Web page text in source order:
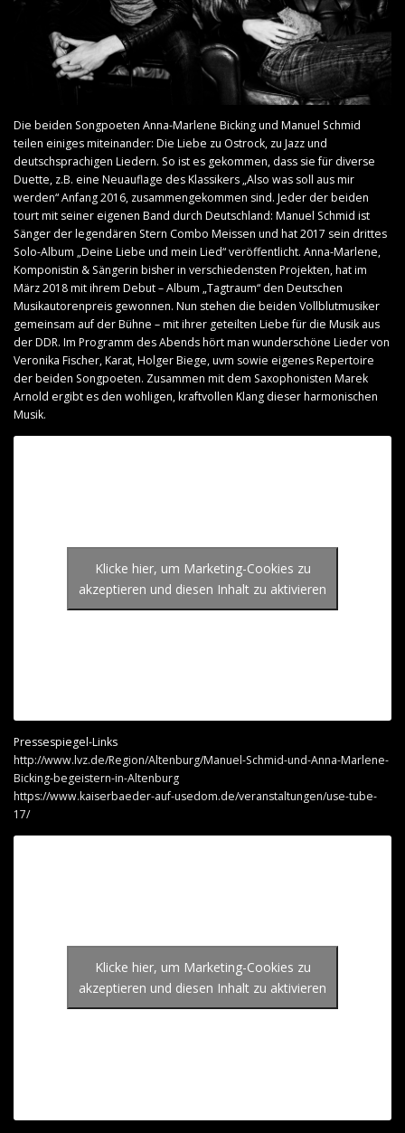
Die beiden Songpoeten Anna-Marlene Bicking und Manuel Schmid
teilen einiges miteinander: Die Liebe zu Ostrock, zu Jazz und
deutschsprachigen Liedern. So ist es gekommen, dass sie für diverse
Duette, z.B. eine Neuauflage des Klassikers „Also was soll aus mir
werden“ Anfang 2016, zusammengekommen sind. Jeder der beiden
tourt mit seiner eigenen Band durch Deutschland: Manuel Schmid ist
Sänger der legendären Stern Combo Meissen und hat 2017 sein drittes
Solo-Album „Deine Liebe und mein Lied“ veröffentlicht. Anna-Marlene,
Komponistin & Sängerin bisher in verschiedensten Projekten, hat im
März 2018 mit ihrem Debut – Album „Tagtraum“ den Deutschen
Musikautorenpreis gewonnen. Nun stehen die beiden Vollblutmusiker
gemeinsam auf der Bühne – mit ihrer geteilten Liebe für die Musik aus
der DDR. Im Programm des Abends hört man wunderschöne Lieder von
Veronika Fischer, Karat, Holger Biege, uvm sowie eigenes Repertoire
der beiden Songpoeten. Zusammen mit dem Saxophonisten Marek
Arnold ergibt es den wohligen, kraftvollen Klang dieser harmonischen
Musik.
Klicke hier, um Marketing-Cookies zu
akzeptieren und diesen Inhalt zu aktivieren
Pressespiegel-Links
http://www.lvz.de/Region/Altenburg/Manuel-Schmid-und-Anna-Marlene-
Bicking-begeistern-in-Altenburg
https://www.kaiserbaeder-auf-usedom.de/veranstaltungen/use-tube-
17/
Musikvideo: „AlsoKlicke hier, um Marketing-Cookies zu
akzeptieren und diesen Inhalt zu aktivieren